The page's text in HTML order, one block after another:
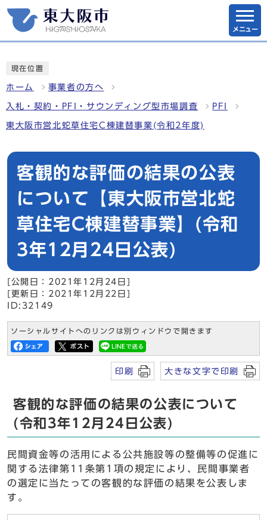
メニュー
現在位置
ホーム 事業者の方へ
入札・契約・PFI・サウンディング型市場調査 PFI
東大阪市営北蛇草住宅C棟建替事業(令和2年度)
客観的な評価の結果の公表
について【東大阪市営北蛇
草住宅C棟建替事業】(令和
3年12月24日公表)
[公開日：2021年12月24日]
[更新日：2021年12月22日]
ID:32149
ソーシャルサイトへのリンクは別ウィンドウで開きます
印刷 大きな文字で印刷
客観的な評価の結果の公表について
(令和3年12月24日公表)
民間資金等の活用による公共施設等の整備等の促進に
関する法律第11条第1項の規定により、民間事業者
の選定に当たっての客観的な評価の結果を公表しま
す。